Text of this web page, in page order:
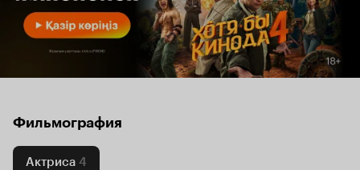
Фильмография
Актриса 4